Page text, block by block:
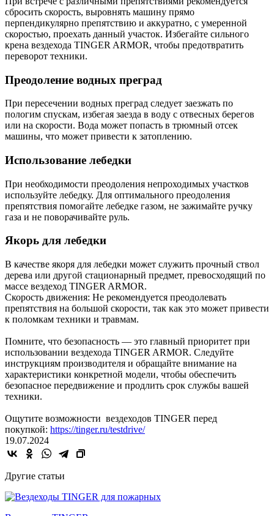
сбросить скорость, выровнять машину прямо
перпендикулярно препятствию и аккуратно, с умеренной
скоростью, проехать данный участок. Избегайте сильного
крена вездехода TINGER ARMOR, чтобы предотвратить
переворот техники.
Преодоление водных преград
При пересечении водных преград следует заезжать по
пологим спускам, избегая заезда в воду с отвесных берегов
или на скорости. Вода может попасть в трюмный отсек
машины, что может привести к затоплению.
Использование лебедки
При необходимости преодоления непроходимых участков
используйте лебедку. Для оптимального преодоления
препятствия помогайте лебедке газом, не зажимайте ручку
газа и не поворачивайте руль.
Якорь для лебедки
В качестве якоря для лебедки может служить прочный ствол
дерева или другой стационарный предмет, превосходящий по
массе вездеход TINGER ARMOR.
Скорость движения: Не рекомендуется преодолевать
препятствия на большой скорости, так как это может привести
к поломкам техники и травмам.
Помните, что безопасность — это главный приоритет при
использовании вездехода TINGER ARMOR. Следуйте
инструкциям производителя и обращайте внимание на
характеристики конкретной модели, чтобы обеспечить
безопасное передвижение и продлить срок службы вашей
техники.
Ощутите возможности вездеходов TINGER перед
покупкой: https://tinger.ru/testdrive/
19.07.2024
Другие статьи